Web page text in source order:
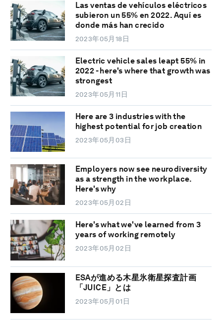
Las ventas de vehículos eléctricos
subieron un 55% en 2022. Aquí es
donde más han crecido
2023年05月18日
Electric vehicle sales leapt 55% in
2022 - here's where that growth was
strongest
2023年05月11日
Here are 3 industries with the
highest potential for job creation
2023年05月03日
Employers now see neurodiversity
as a strength in the workplace.
Here's why
2023年05月02日
Here's what we've learned from 3
years of working remotely
2023年05月02日
ESAが進める木星氷衛星探査計画
「JUICE」とは
2023年05月01日